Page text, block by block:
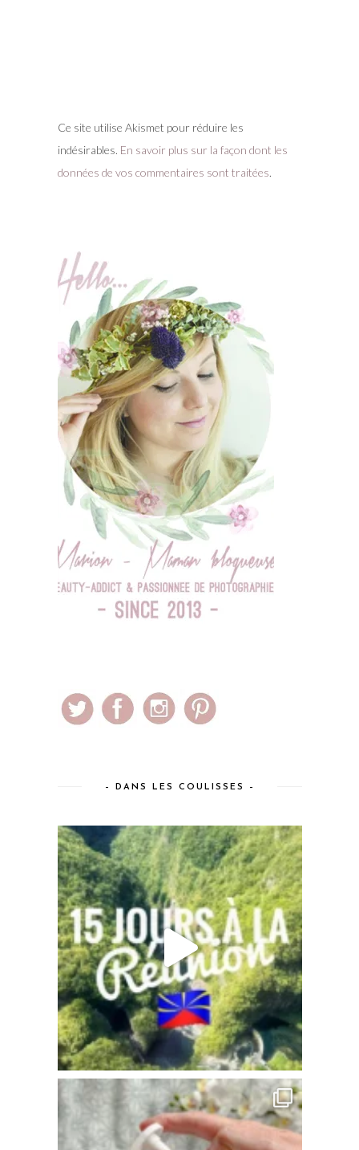
Ce site utilise Akismet pour réduire les
indésirables. En savoir plus sur la façon dont les
données de vos commentaires sont traitées.
– DANS LES COULISSES –